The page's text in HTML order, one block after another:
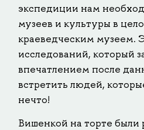
экспедиции нам
музеев и культуры в
краеведческим музеем.
исследований, который
впечатлением после
встретить людей,
нечто!
Вишенкой на торте были